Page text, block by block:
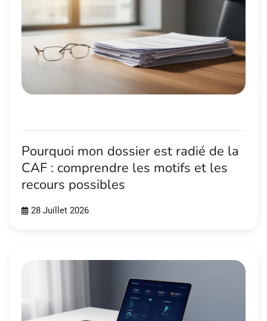
Pourquoi mon dossier est radié de la
CAF : comprendre les motifs et les
recours possibles
28 Juillet 2026